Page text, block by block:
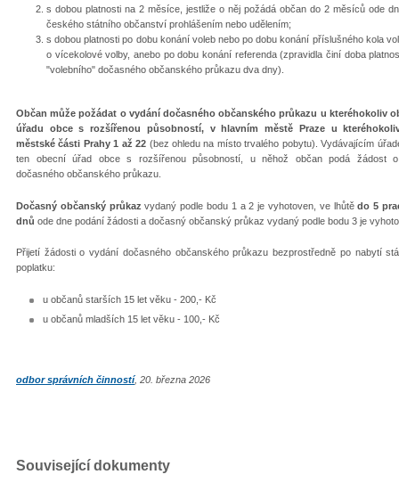
s dobou platnosti na 2 měsíce, jestliže o něj požádá občan do 2 měsíců ode
českého státního občanství prohlášením nebo udělením;
s dobou platnosti po dobu konání voleb nebo po dobu konání příslušného kola
o vícekolové volby, anebo po dobu konání referenda (zpravidla činí doba
"volebního" dočasného občanského průkazu dva dny).
Občan může požádat o vydání dočasného občanského průkazu u kteréhokoliv
úřadu obce s rozšířenou působností, v hlavním městě Praze u
městské části Prahy 1 až 22 (bez ohledu na místo trvalého pobytu). Vydávajícím
ten obecní úřad obce s rozšířenou působností, u něhož občan podá žádost
dočasného občanského průkazu.
Dočasný občanský průkaz vydaný podle bodu 1 a 2 je vyhotoven, ve lhůtědo 5
dnů ode dne podání žádosti a dočasný občanský průkaz vydaný podle bodu 3 je
Přijetí žádosti o vydání dočasného občanského průkazu bezprostředně po nabytí
poplatku:
u občanů starších 15 let věku - 200,- Kč
u občanů mladších 15 let věku - 100,- Kč
odbor správních činností, 20. března 2026
Související dokumenty